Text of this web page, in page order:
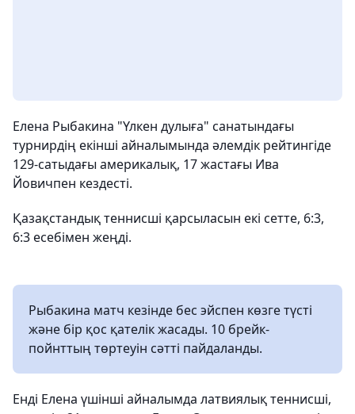
Елена Рыбакина "Үлкен дулыға" санатындағы
турнирдің екінші айналымында әлемдік рейтингіде
129-сатыдағы америкалық, 17 жастағы Ива
Йовичпен кездесті.
Қазақстандық теннисші қарсыласын екі сетте, 6:3,
6:3 есебімен жеңді.
Рыбакина матч кезінде бес эйспен көзге түсті
және бір қос қателік жасады. 10 брейк-
пойнттың төртеуін сәтті пайдаланды.
Енді Елена үшінші айналымда латвиялық теннисші,